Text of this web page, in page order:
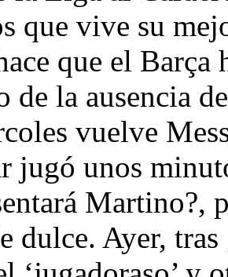
que vive su
que el Barça
de la ausencia
vuelve
jugó unos
Martino?,
dulce. Ayer,